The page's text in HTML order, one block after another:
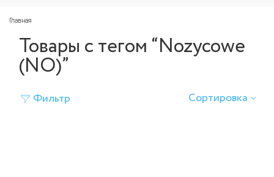
Главная
Товары с тегом “Nozycowe
(NO)”
Фильтр Сортировка